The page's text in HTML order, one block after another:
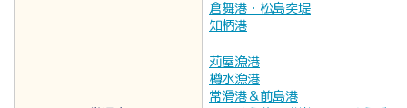
倉舞港・松島突堤
知柄港
苅屋漁港
樽水漁港
常滑港＆前島港